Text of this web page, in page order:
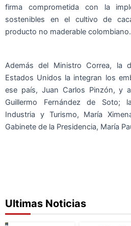
firma comprometida con la
sostenibles en el cultivo de
producto no maderable colombiano.
Además del Ministro Correa, la
Estados Unidos la integran los
ese país, Juan Carlos Pinzón, y
Guillermo Fernández de Soto;
Industria y Turismo, María
Gabinete de la Presidencia, María
Ultimas Noticias